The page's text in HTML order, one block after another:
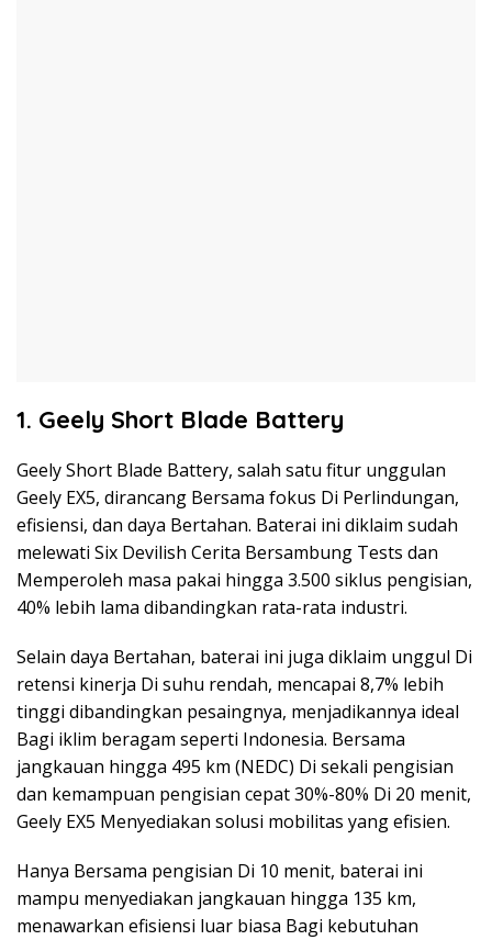
1. Geely Short Blade Battery
Geely Short Blade Battery, salah satu fitur unggulan
Geely EX5, dirancang Bersama fokus Di Perlindungan,
efisiensi, dan daya Bertahan. Baterai ini diklaim sudah
melewati Six Devilish Cerita Bersambung Tests dan
Memperoleh masa pakai hingga 3.500 siklus pengisian,
40% lebih lama dibandingkan rata-rata industri.
Selain daya Bertahan, baterai ini juga diklaim unggul Di
retensi kinerja Di suhu rendah, mencapai 8,7% lebih
tinggi dibandingkan pesaingnya, menjadikannya ideal
Bagi iklim beragam seperti Indonesia. Bersama
jangkauan hingga 495 km (NEDC) Di sekali pengisian
dan kemampuan pengisian cepat 30%-80% Di 20 menit,
Geely EX5 Menyediakan solusi mobilitas yang efisien.
Hanya Bersama pengisian Di 10 menit, baterai ini
mampu menyediakan jangkauan hingga 135 km,
menawarkan efisiensi luar biasa Bagi kebutuhan